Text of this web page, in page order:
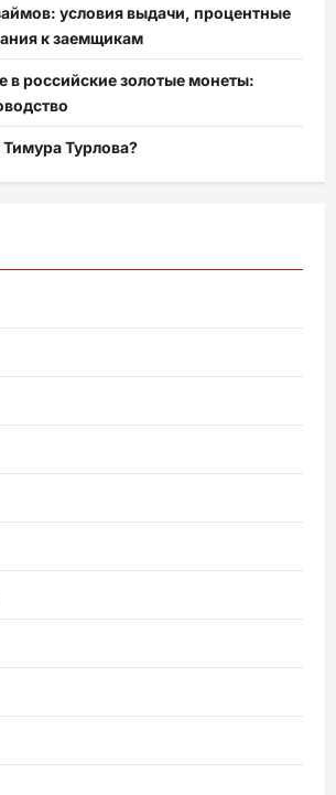
условия выдачи, процентные
к заемщикам
в российские золотые монеты:
Турлова?